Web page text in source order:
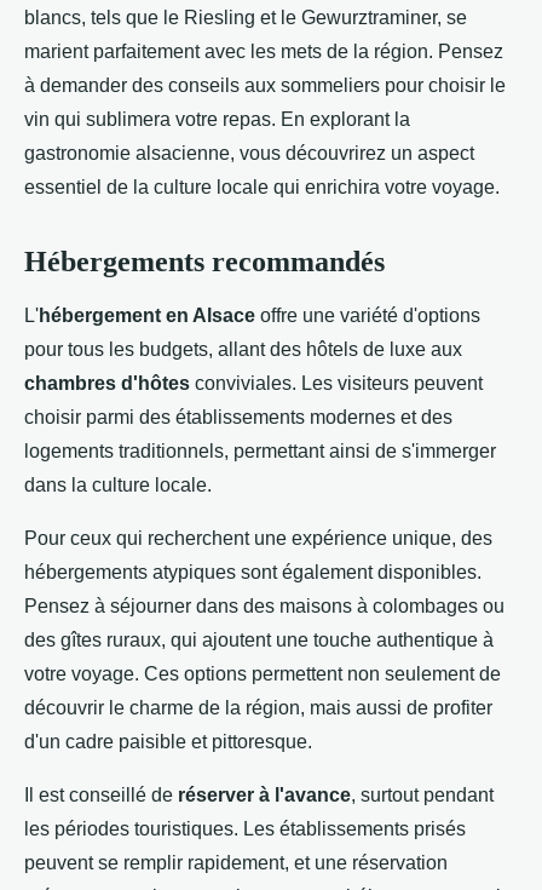
blancs, tels que le Riesling et le Gewurztraminer, se
marient parfaitement avec les mets de la région. Pensez
à demander des conseils aux sommeliers pour choisir le
vin qui sublimera votre repas. En explorant la
gastronomie alsacienne, vous découvrirez un aspect
essentiel de la culture locale qui enrichira votre voyage.
Hébergements recommandés
L'hébergement en Alsace offre une variété d'options
pour tous les budgets, allant des hôtels de luxe aux
chambres d'hôtes conviviales. Les visiteurs peuvent
choisir parmi des établissements modernes et des
logements traditionnels, permettant ainsi de s'immerger
dans la culture locale.
Pour ceux qui recherchent une expérience unique, des
hébergements atypiques sont également disponibles.
Pensez à séjourner dans des maisons à colombages ou
des gîtes ruraux, qui ajoutent une touche authentique à
votre voyage. Ces options permettent non seulement de
découvrir le charme de la région, mais aussi de profiter
d'un cadre paisible et pittoresque.
Il est conseillé de réserver à l'avance, surtout pendant
les périodes touristiques. Les établissements prisés
peuvent se remplir rapidement, et une réservation